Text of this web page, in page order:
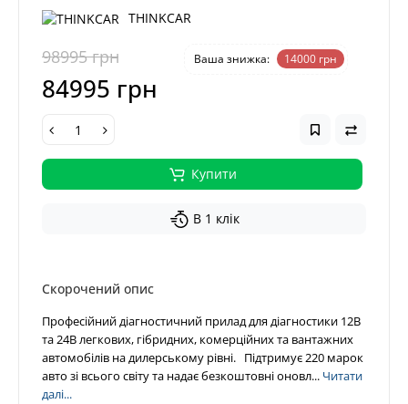
THINKCAR
98995 грн Ваша знижка: 14000 грн
84995 грн
Купити
В 1 клік
Скорочений опис
Професійний діагностичний прилад для діагностики 12В
та 24В легкових, гібридних, комерційних та вантажних
автомобілів на дилерському рівні. Підтримує 220 марок
авто зі всього світу та надає безкоштовні оновл... Читати
далі...